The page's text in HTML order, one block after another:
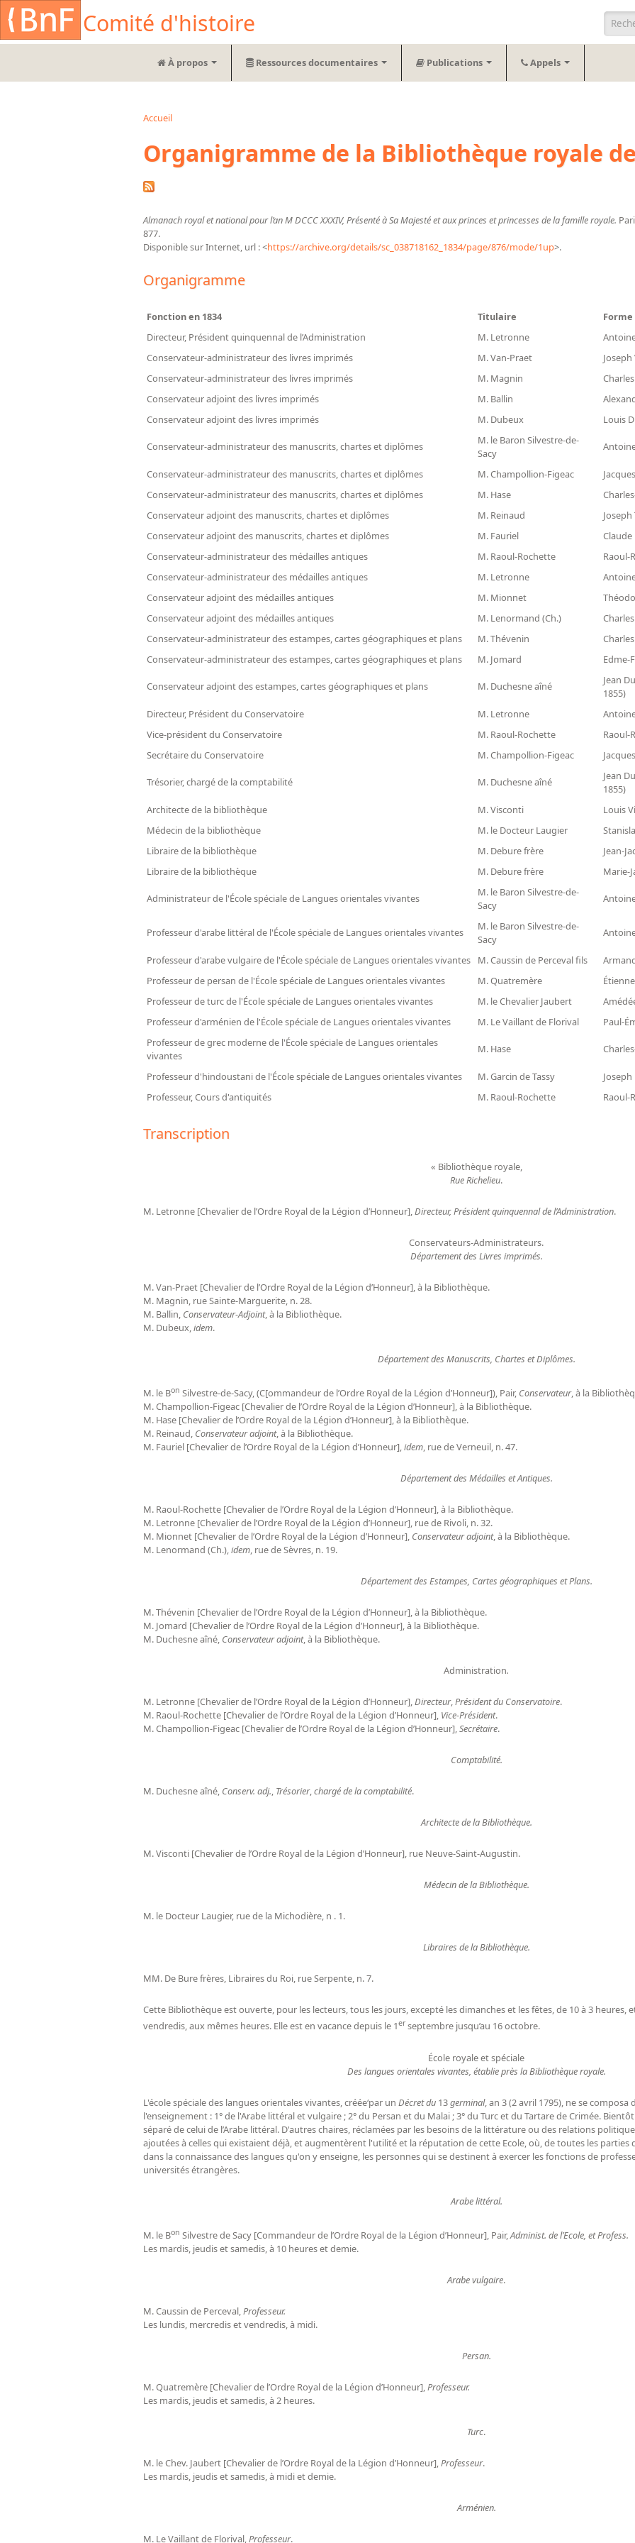
Aller au contenu principal
Comité d'histoire
À propos Ressources documentaires Publications Appels
Accueil
Organigramme de la Bibliothèque royale
Almanach royal et national pour l’an M DCCC XXXIV, Présenté à Sa Majesté et aux princes et princesses de la famille royale.
877.
Disponible sur Internet, url : <https://archive.org/details/sc_038718162_1834/page/876/mode/1up>.
Organigramme
Fonction en 1834 Titulaire
Directeur, Président quinquennal de l’Administration
M. Letronne
Conservateur-administrateur des livres imprimés
M. Van-Praet
Conservateur-administrateur des livres imprimés
M. Magnin
Conservateur adjoint des livres imprimés
M. Ballin
Conservateur adjoint des livres imprimés
M. Dubeux Louis
Conservateur-administrateur des manuscrits, chartes et diplômes
M. le Baron Silvestre-de-
Sacy
Conservateur-administrateur des manuscrits, chartes et diplômes M. Champollion-Figeac
Conservateur-administrateur des manuscrits, chartes et diplômes
M. Hase
Conservateur adjoint des manuscrits, chartes et diplômes
M. Reinaud
Conservateur adjoint des manuscrits, chartes et diplômes
M. Fauriel
Claude
Conservateur-administrateur des médailles antiques
M. Raoul-Rochette
Raoul-
Conservateur-administrateur des médailles antiques
M. Letronne
Conservateur adjoint des médailles antiques
M. Mionnet
Conservateur adjoint des médailles antiques
M. Lenormand (Ch.)
Conservateur-administrateur des estampes, cartes géographiques et plans
M. Thévenin
Conservateur-administrateur des estampes, cartes géographiques et plans
M. Jomard Edme-
Conservateur adjoint des estampes, cartes géographiques et plans M. Duchesne aîné
Jean
1855)
Directeur, Président du Conservatoire
M. Letronne
Vice-président du Conservatoire
M. Raoul-Rochette
Raoul-
Secrétaire du Conservatoire
M. Champollion-Figeac
Trésorier, chargé de la comptabilité M. Duchesne aîné
Jean
1855)
Architecte de la bibliothèque
M. Visconti
Louis
Médecin de la bibliothèque
M. le Docteur Laugier
Libraire de la bibliothèque
M. Debure frère
Jean-
Libraire de la bibliothèque
M. Debure frère Marie-
Administrateur de l'École spéciale de Langues orientales vivantes
M. le Baron Silvestre-de-
Sacy
Professeur d'arabe littéral de l'École spéciale de Langues orientales vivantes
M. le Baron Silvestre-de-
Sacy
Professeur d'arabe vulgaire de l'École spéciale de Langues orientales vivantes M. Caussin de Perceval fils
Professeur de persan de l'École spéciale de Langues orientales vivantes
M. Quatremère
Professeur de turc de l'École spéciale de Langues orientales vivantes
M. le Chevalier Jaubert
Professeur d'arménien de l'École spéciale de Langues orientales vivantes
M. Le Vaillant de Florival
Paul-
Professeur de grec moderne de l'École spéciale de Langues orientales
vivantes
M. Hase
Professeur d'hindoustani de l'École spéciale de Langues orientales vivantes M. Garcin de Tassy
Professeur, Cours d'antiquités
M. Raoul-Rochette Raoul-
Transcription
« Bibliothèque royale,
Rue Richelieu.
M. Letronne [Chevalier de l’Ordre Royal de la Légion d’Honneur],Directeur, Président quinquennal de l’Administration.
Conservateurs-Administrateurs.
Département des Livres imprimés.
M. Van-Praet [Chevalier de l’Ordre Royal de la Légion d’Honneur], à la Bibliothèque.
M. Magnin, rue Sainte-Marguerite, n. 28.
M. Ballin, Conservateur-Adjoint, à la Bibliothèque.
M. Dubeux,idem.
Département des Manuscrits, Chartes et Diplômes.
M. le Bon Silvestre-de-Sacy, (C[ommandeur de l’Ordre Royal de la Légion d’Honneur]), Pair, Conservateur, à la
M. Champollion-Figeac [Chevalier de l’Ordre Royal de la Légion d’Honneur], à la Bibliothèque.
M. Hase [Chevalier de l’Ordre Royal de la Légion d’Honneur], à la Bibliothèque.
M. Reinaud, Conservateur adjoint, à la Bibliothèque.
M. Fauriel [Chevalier de l’Ordre Royal de la Légion d’Honneur],idem, rue de Verneuil, n. 47.
Département des Médailles et Antiques.
M. Raoul-Rochette [Chevalier de l’Ordre Royal de la Légion d’Honneur], à la Bibliothèque.
M. Letronne [Chevalier de l’Ordre Royal de la Légion d’Honneur], rue de Rivoli, n. 32.
M. Mionnet [Chevalier de l’Ordre Royal de la Légion d’Honneur], Conservateur adjoint, à la Bibliothèque.
M. Lenormand (Ch.),idem, rue de Sèvres, n. 19.
Département des Estampes, Cartes géographiques et Plans.
M. Thévenin [Chevalier de l’Ordre Royal de la Légion d’Honneur], à la Bibliothèque.
M. Jomard [Chevalier de l’Ordre Royal de la Légion d’Honneur], à la Bibliothèque.
M. Duchesne aîné, Conservateur adjoint, à la Bibliothèque.
Administration.
M. Letronne [Chevalier de l’Ordre Royal de la Légion d’Honneur],Directeur,Président du Conservatoire.
M. Raoul-Rochette [Chevalier de l’Ordre Royal de la Légion d’Honneur], Vice-Président.
M. Champollion-Figeac [Chevalier de l’Ordre Royal de la Légion d’Honneur],Secrétaire.
Comptabilité.
M. Duchesne aîné, Conserv. adj., Trésorier,chargé de la comptabilité.
Architecte de la Bibliothèque.
M. Visconti [Chevalier de l’Ordre Royal de la Légion d’Honneur], rue Neuve-Saint-Augustin.
Médecin de la Bibliothèque.
M. le Docteur Laugier, rue de la Michodière, n . 1.
Libraires de la Bibliothèque.
MM. De Bure frères, Libraires du Roi, rue Serpente, n. 7.
Cette Bibliothèque est ouverte, pour les lecteurs, tous les jours, excepté les dimanches et les fêtes, de 10 à 3 heures,
vendredis, aux mêmes heures. Elle est en vacance depuis le 1er septembre jusqu’au 16 octobre.
École royale et spéciale
Des langues orientales vivantes, établie près la Bibliothèque royale.
L'école spéciale des langues orientales vivantes, créée‘par un Décret du 13germinal, an 3 (2 avril 1795), ne se
l'enseignement : 1° de l'Arabe littéral et vulgaire ; 2° du Persan et du Malai ; 3° du Turc et du Tartare de Crimée.
séparé de celui de l’Arabe littéral. D'autres chaires, réclamées par les besoins de la littérature ou des relations
ajoutées à celles qui existaient déjà, et augmentèrent l'utilité et la réputation de cette Ecole, où, de toutes les parties
dans la connaissance des langues qu'on y enseigne, les personnes qui se destinent à exercer les fonctions de
universités étrangères.
Arabe littéral.
M. le Bon Silvestre de Sacy [Commandeur de l’Ordre Royal de la Légion d’Honneur], Pair,Administ. de l’Ecole, et Profess.
Les mardis, jeudis et samedis, à 10 heures et demie.
Arabe vulgaire.
M. Caussin de Perceval,Professeur.
Les lundis, mercredis et vendredis, à midi.
Persan.
M. Quatremère [Chevalier de l’Ordre Royal de la Légion d’Honneur],Professeur.
Les mardis, jeudis et samedis, à 2 heures.
Turc.
M. le Chev. Jaubert [Chevalier de l’Ordre Royal de la Légion d’Honneur],Professeur.
Les mardis, jeudis et samedis, à midi et demie.
Arménien.
M. Le Vaillant de Florival,Professeur.
Cookies management panel